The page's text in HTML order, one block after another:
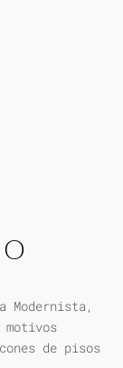
Modernista,
de pisos